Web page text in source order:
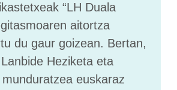
“LH Duala
aitortza
du gaur goizean. Bertan,
Heziketa eta
euskaraz